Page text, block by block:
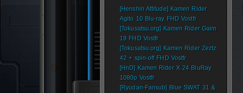
[Henshin Attitude] Kamen Rider
Agito 10 Blu-ray FHD Vostfr
[Tokusatsu.org] Kamen Rider Gaim
19 FHD Vostfr
[Tokusatsu.org] Kamen Rider Zeztz
42 + spin-off FHD Vostfr
[HnD] Kamen Rider X 24 BluRay
1080p Vostfr
[Ryudan-Fansub] Blue SWAT 31 &